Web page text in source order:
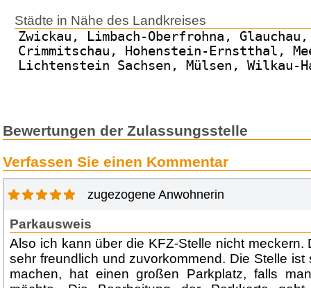
Städte in Nähe des Landkreises
Zwickau, Limbach-Oberfrohna, Glauchau,
Crimmitschau, Hohenstein-Ernstthal,
Lichtenstein Sachsen, Mülsen, Wilkau-
Bewertungen der Zulassungsstelle
Verfassen Sie einen Kommentar
zugezogene Anwohnerin
Parkausweis
Also ich kann über die KFZ-Stelle nicht meckern.
sehr freundlich und zuvorkommend. Die Stelle ist
machen, hat einen großen Parkplatz, falls